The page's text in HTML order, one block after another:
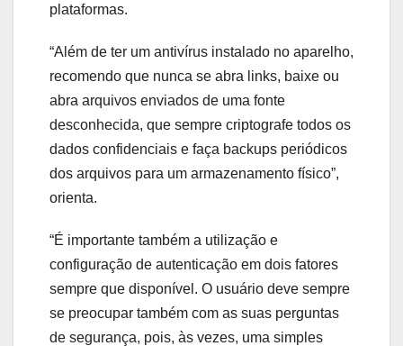
plataformas.
“Além de ter um antivírus instalado no aparelho,
recomendo que nunca se abra links, baixe ou
abra arquivos enviados de uma fonte
desconhecida, que sempre criptografe todos os
dados confidenciais e faça backups periódicos
dos arquivos para um armazenamento físico”,
orienta.
“É importante também a utilização e
configuração de autenticação em dois fatores
sempre que disponível. O usuário deve sempre
se preocupar também com as suas perguntas
de segurança, pois, às vezes, uma simples